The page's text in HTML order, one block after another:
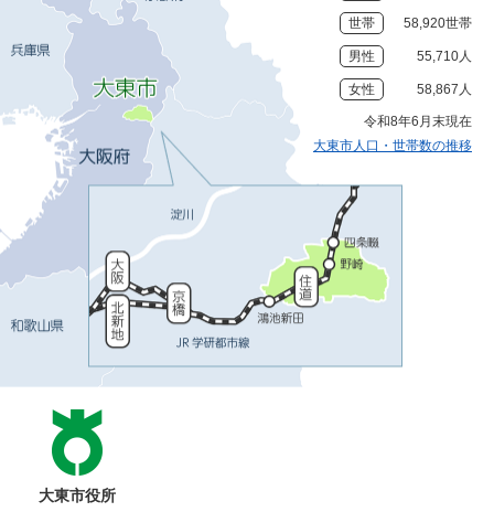
世帯 58,920世帯
男性 55,710人
女性 58,867人
令和8年6月末現在
大東市人口・世帯数の推移
大東市役所